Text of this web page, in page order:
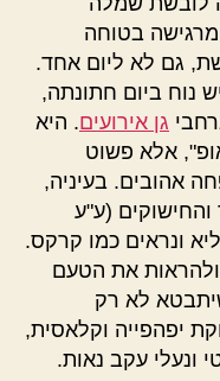
בטוחה
גם לא ליום אחד.
נוח ביום חתונתה,
גן אירועים. היא
אלא פשוט
אהובים. בעיניה,
(ע"ע
ונראים כמו קרקס.
את הטעם
לא רק
יפהפייה וקלאסית,
ונעלי עקב נאות.